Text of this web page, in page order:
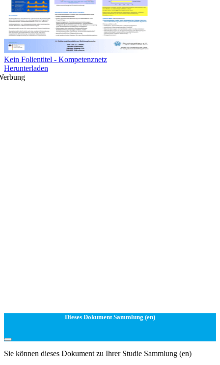
Kein Folientitel - Kompetenznetz
Herunterladen
Dieses Dokument Sammlung (en)
Sie können dieses Dokument zu Ihrer Studie Sammlung (en)